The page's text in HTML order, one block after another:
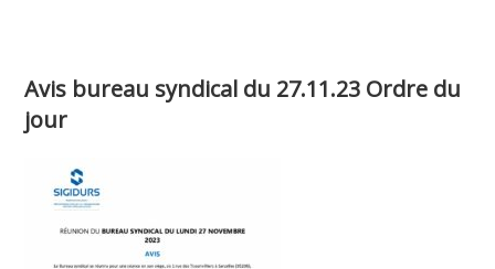
Avis bureau syndical du 27.11.23 Ordre du
jour